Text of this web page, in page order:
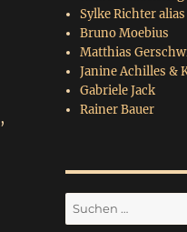
Sylke Richter
Bruno Moebius
Matthias
Janine Achilles &
Gabriele Jack
Rainer Bauer
Suchen
nach: